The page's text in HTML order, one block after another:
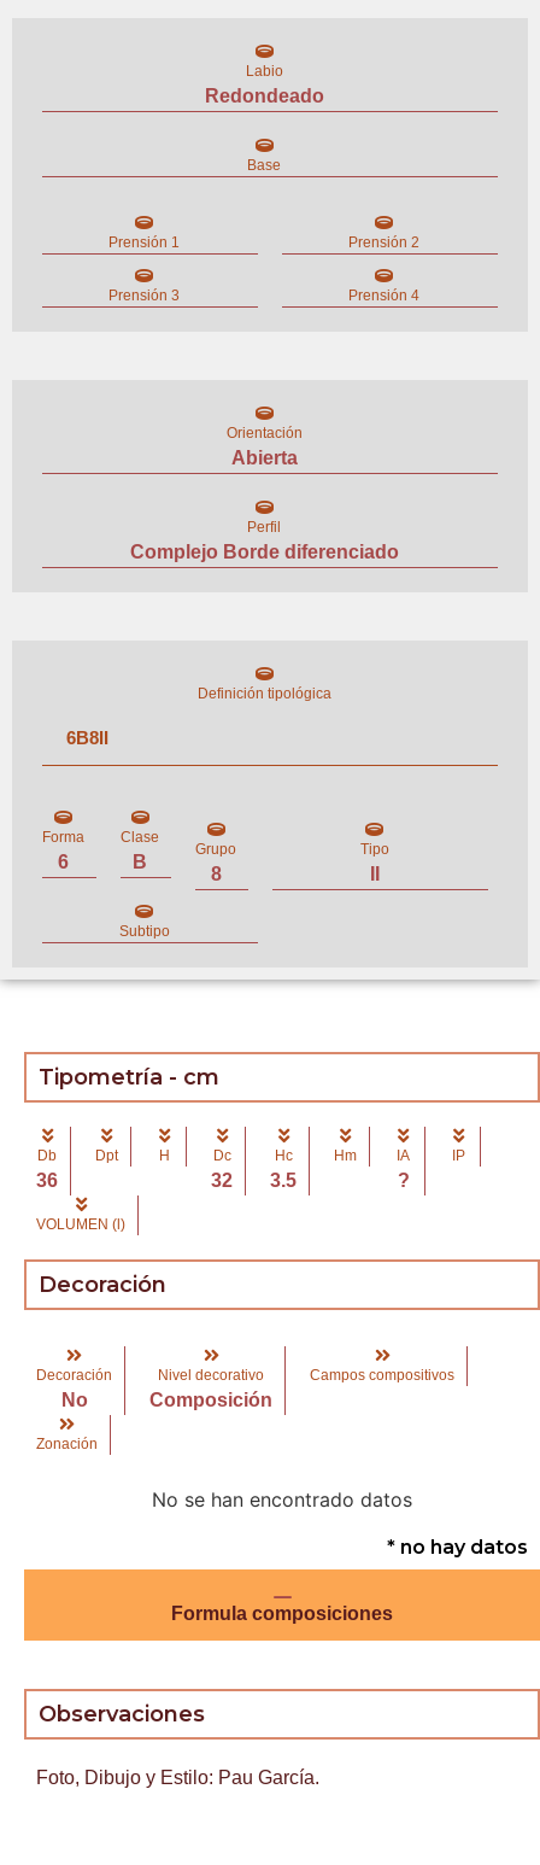
Labio
Redondeado
Base
Prensión 1 Prensión 2
Prensión 3 Prensión 4
Orientación
Abierta
Perfil
Complejo Borde diferenciado
Definición tipológica
6B8II
Forma
6
Clase
B
Grupo
8
Tipo
Subtipo
Tipometría - cm
Db
36
Dpt H Dc
32
Hc
3.5
Hm IA
?
IP
VOLUMEN (l)
Decoración
Decoración
No
Nivel decorativo
Composición
Campos compositivos
Zonación
No se han encontrado datos
* no hay datos
Formula composiciones
Observaciones
Foto, Dibujo y Estilo: Pau García.